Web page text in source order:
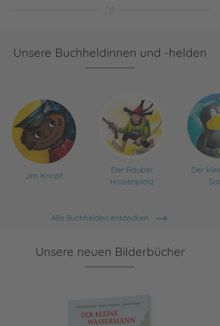
Unsere Buchheldinnen und -helden
Jim Knopf
Der Räuber
Hotzenplotz
Der
Alle Buchhelden entdecken
Unsere neuen Bilderbücher